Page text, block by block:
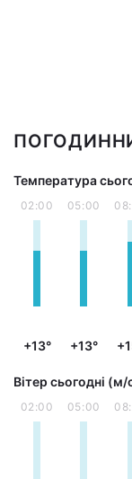
Температура
02:00
+13°
05:00
+13°
Вітер сьогодні (м/
02:00 05:00